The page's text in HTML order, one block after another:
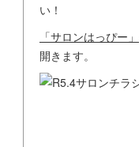
い！
「サロンはっぴー」
開きます。